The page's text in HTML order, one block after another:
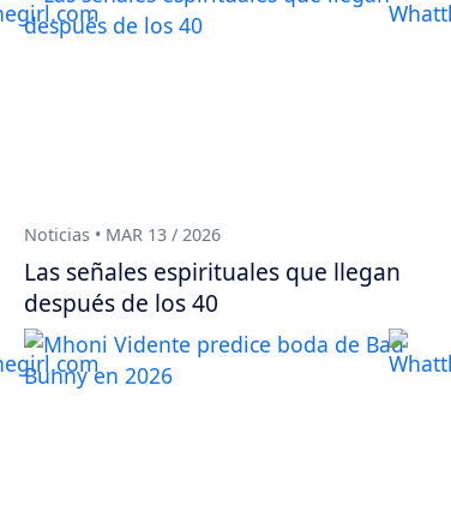
Noticias • MAR 13 / 2026
Las señales espirituales que llegan
después de los 40